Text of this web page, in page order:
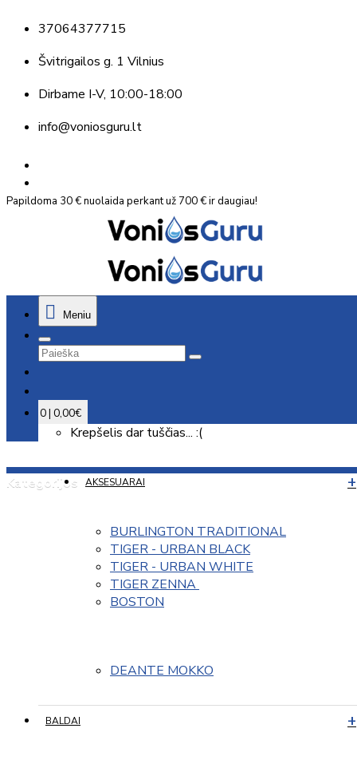
37064377715
Švitrigailos g. 1 Vilnius
Dirbame I-V, 10:00-18:00
info@voniosguru.lt
Papildoma 30 € nuolaida perkant už 700 € ir daugiau!
Meniu
0 | 0,00€
Krepšelis dar tuščias... :(
Kategorijos AKSESUARAI
BURLINGTON TRADITIONAL
TIGER - URBAN BLACK
TIGER - URBAN WHITE
TIGER ZENNA
BOSTON
DEANTE MOKKO
BALDAI